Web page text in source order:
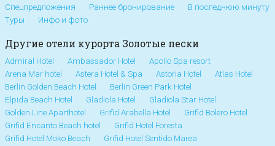
Спецпредложения
Раннее бронирование
В последнюю минуту
Туры
Инфо и фото
Другие отели курорта Золотые пески
Admiral Hotel Ambassador Hotel
Apollo Spa resort
Arena Mar hotel
Astera Hotel & Spa Astoria Hotel
Atlas Hotel
Berlin Golden Beach Hotel
Berlin Green Park Hotel
Elpida Beach Hotel
Gladiola Hotel
Gladiola Star Hotel
Golden Line Aparthotel
Grifid Arabella Hotel
Grifid Bolero Hotel
Grifid Encanto Beach hotel
Grifid Hotel Foresta
Grifid Hotel Moko Beach
Grifid Hotel Sentido Marea